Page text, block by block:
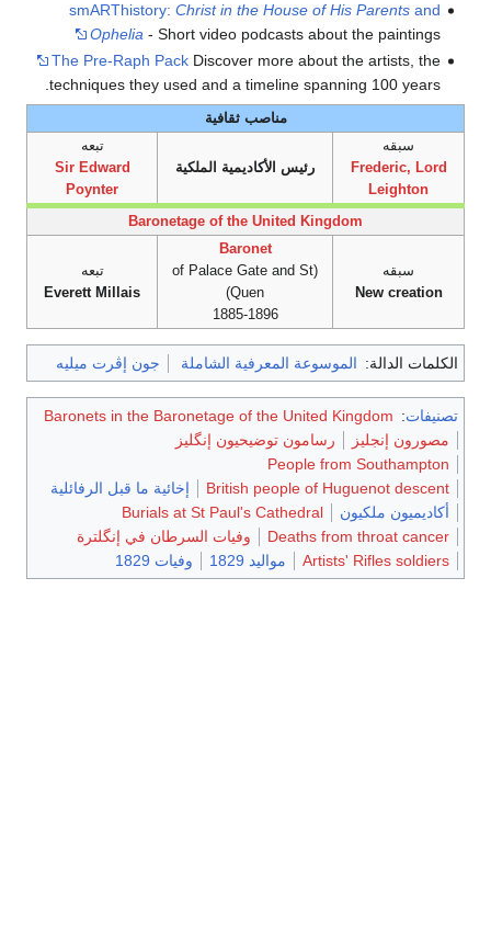
smARThistory: Christ in the House of His Parentsand
Ophelia- Short video podcasts about the paintings
The Pre-Raph PackDiscover more about the artists, the
techniques they used and a timeline spanning 100 years.
مناصب ثقافية
سبقه
Frederic, Lord
Leighton
رئيس الأكاديمية الملكية
تبعه
Sir Edward
Poynter
Baronetage of the United Kingdom
سبقه
New creation
Baronet
(of Palace Gate and St
Quen)
1885-1896
تبعه
Everett Millais
الكلمات الدالة: الموسوعة المعرفية الشاملة جون إڤرت ميليه
تصنيفات:
Baronets in the Baronetage of the United Kingdom
مصورون إنجليز
رسامون توضيحيون إنگليز
People from Southampton
British people of Huguenot descent
إخائية ما قبل الرفائلية
أكاديميون ملكيون
Burials at St Paul's Cathedral
Deaths from throat cancer
وفيات السرطان في إنگلترة
Artists' Rifles soldiers
مواليد 1829 وفيات 1829